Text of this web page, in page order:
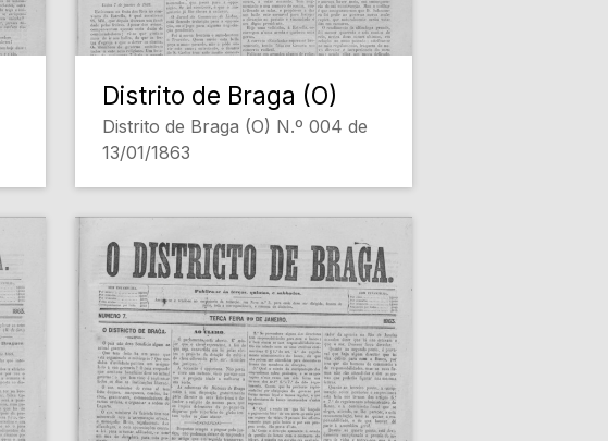
Distrito de Braga (O)
Distrito de Braga (O) N.º 004 de
13/01/1863